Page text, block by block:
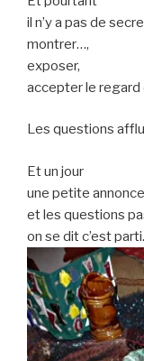
il n’y a pas de
montrer…,
exposer,
accepter le regard
Les questions
Et un jour
une petite
et les questions
on se dit c’est